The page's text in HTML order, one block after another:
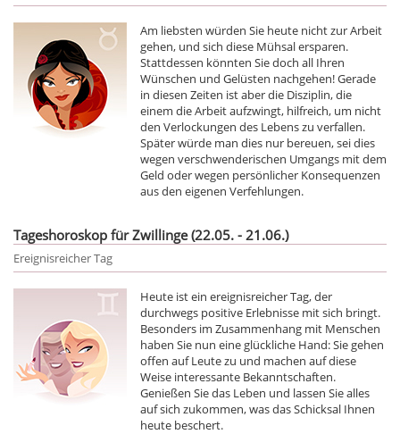
Am liebsten würden Sie heute nicht zur Arbeit
gehen, und sich diese Mühsal ersparen.
Stattdessen könnten Sie doch all Ihren
Wünschen und Gelüsten nachgehen! Gerade
in diesen Zeiten ist aber die Disziplin, die
einem die Arbeit aufzwingt, hilfreich, um nicht
den Verlockungen des Lebens zu verfallen.
Später würde man dies nur bereuen, sei dies
wegen verschwenderischen Umgangs mit dem
Geld oder wegen persönlicher Konsequenzen
aus den eigenen Verfehlungen.
Tageshoroskop für Zwillinge (22.05. - 21.06.)
Ereignisreicher Tag
Heute ist ein ereignisreicher Tag, der
durchwegs positive Erlebnisse mit sich bringt.
Besonders im Zusammenhang mit Menschen
haben Sie nun eine glückliche Hand: Sie gehen
offen auf Leute zu und machen auf diese
Weise interessante Bekanntschaften.
Genießen Sie das Leben und lassen Sie alles
auf sich zukommen, was das Schicksal Ihnen
heute beschert.